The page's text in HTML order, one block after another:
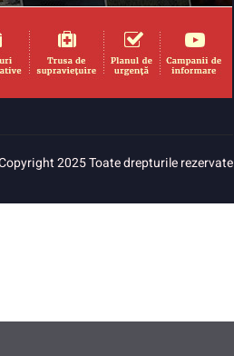
2025 Toate drepturile rezervate